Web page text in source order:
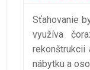
Sťahovanie
využíva
rekonštrukcii
nábytku a